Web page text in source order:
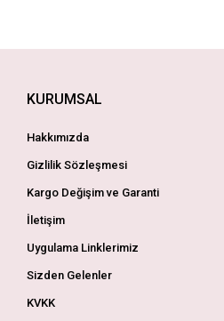
KURUMSAL
Hakkımızda
Gizlilik Sözleşmesi
Kargo Değişim ve Garanti
İletişim
Uygulama Linklerimiz
Sizden Gelenler
KVKK